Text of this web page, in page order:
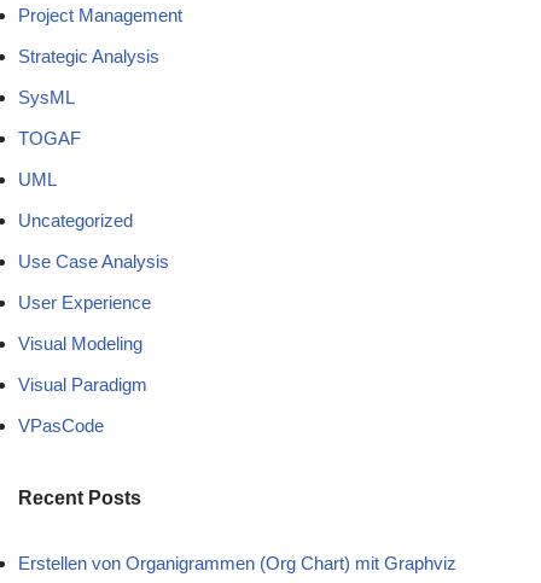
Project Management
Strategic Analysis
SysML
TOGAF
UML
Uncategorized
Use Case Analysis
User Experience
Visual Modeling
Visual Paradigm
VPasCode
Recent Posts
Erstellen von Organigrammen (Org Chart) mit Graphviz